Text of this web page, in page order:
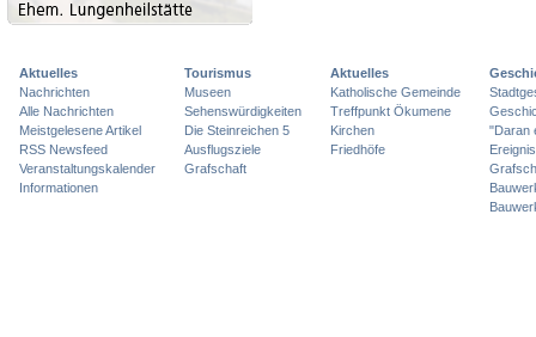
Aktuelles
Nachrichten
Alle Nachrichten
Meistgelesene Artikel
RSS Newsfeed
Veranstaltungskalender
Informationen
Tourismus
Museen
Sehenswürdigkeiten
Die Steinreichen 5
Ausflugsziele
Grafschaft
Aktuelles
Katholische Gemeinde
Treffpunkt Ökumene
Kirchen
Friedhöfe
"Daran